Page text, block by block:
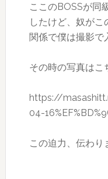
ここのBOSSが同
したけど、奴が
関係で僕は撮影で
その時の写真はこ
https://
04-
この迫力、伝わり